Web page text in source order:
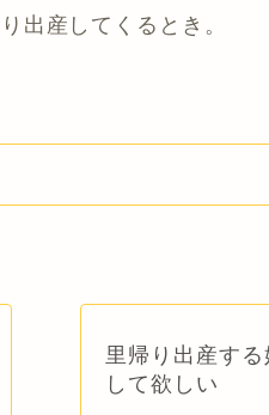
出産してくるとき。
里帰り出産す
して欲しい